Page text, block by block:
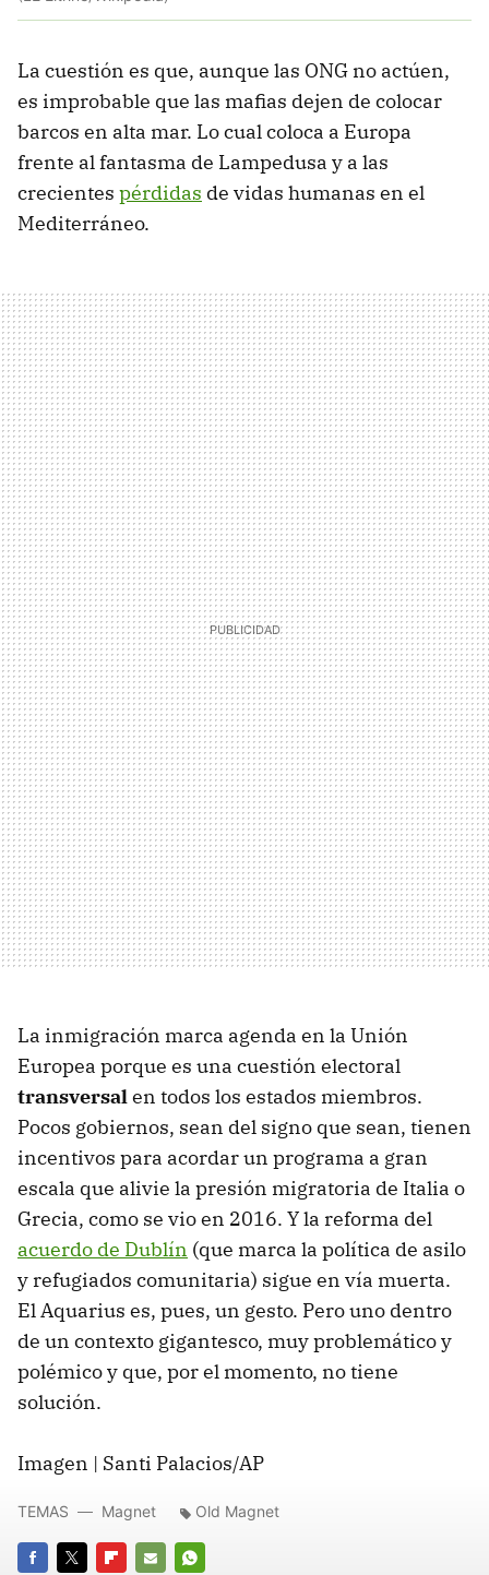
La cuestión es que, aunque las ONG no actúen,
es improbable que las mafias dejen de colocar
barcos en alta mar. Lo cual coloca a Europa
frente al fantasma de Lampedusa y a las
crecientes pérdidas de vidas humanas en el
Mediterráneo.
La inmigración marca agenda en la Unión
Europea porque es una cuestión electoral
transversalen todos los estados miembros.
Pocos gobiernos, sean del signo que sean, tienen
incentivos para acordar un programa a gran
escala que alivie la presión migratoria de Italia o
Grecia, como se vio en 2016. Y la reforma del
acuerdo de Dublín (que marca la política de asilo
y refugiados comunitaria) sigue en vía muerta.
El Aquarius es, pues, un gesto. Pero uno dentro
de un contexto gigantesco, muy problemático y
polémico y que, por el momento, no tiene
solución.
Imagen | Santi Palacios/AP
TEMAS Magnet Old Magnet